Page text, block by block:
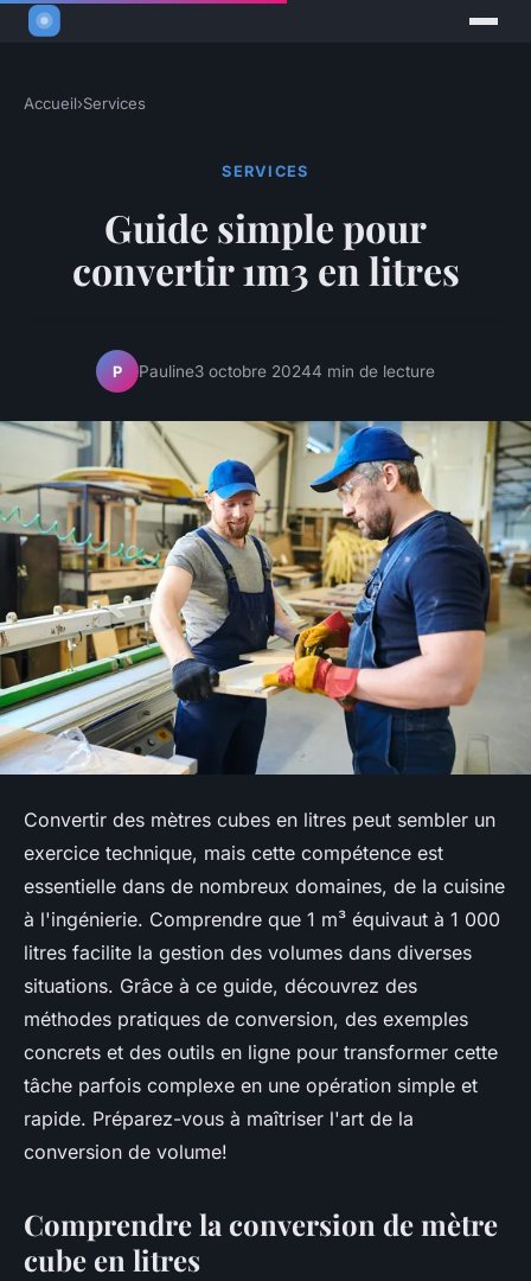
Accueil›Services
SERVICES
Guide simple pour
convertir 1m3 en litres
P Pauline3 octobre 20244 min de lecture
Convertir des mètres cubes en litres peut sembler un
exercice technique, mais cette compétence est
essentielle dans de nombreux domaines, de la cuisine
à l'ingénierie. Comprendre que 1 m³ équivaut à 1 000
litres facilite la gestion des volumes dans diverses
situations. Grâce à ce guide, découvrez des
méthodes pratiques de conversion, des exemples
concrets et des outils en ligne pour transformer cette
tâche parfois complexe en une opération simple et
rapide. Préparez-vous à maîtriser l'art de la
conversion de volume!
Comprendre la conversion de mètre
cube en litres